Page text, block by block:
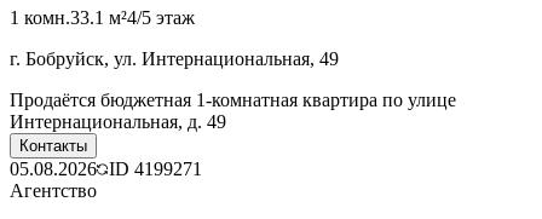
1 комн.33.1 м²4/5 этаж
г. Бобруйск, ул. Интернациональная, 49
Продаётся бюджетная 1-комнатная квартира по улице
Интернациональная, д. 49
Контакты
05.08.2026 ID 4199271
Агентство